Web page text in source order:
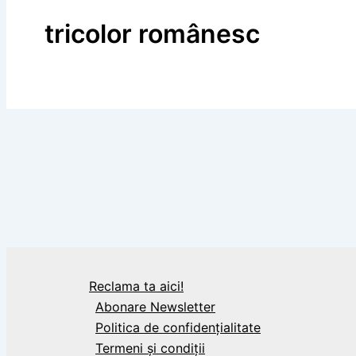
tricolor românesc
Reclama ta aici!
Abonare Newsletter
Politica de confidențialitate
Termeni și condiții